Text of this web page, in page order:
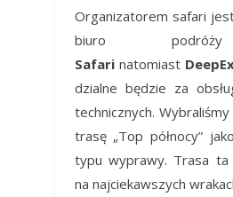
Organizatorem safari
biuro
Safarinatomiast
dzialne będzie za
technicznych.
trasę „Top północy”
typu wyprawy. Trasa ta
na najciekawszych